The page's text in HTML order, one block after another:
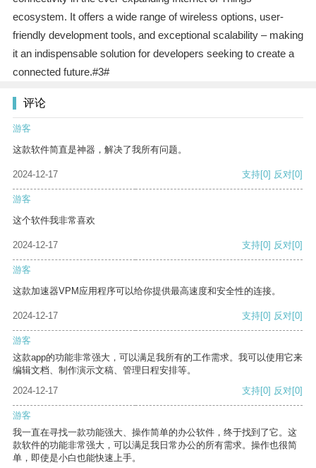
ecosystem. It offers a wide range of wireless options, user-
friendly development tools, and exceptional scalability – making
it an indispensable solution for developers seeking to create a
connected future.#3#
评论
游客
这款软件简直是神器，解决了我所有问题。
2024-12-17 支持[0] 反对[0]
游客
这个软件我非常喜欢
2024-12-17 支持[0] 反对[0]
游客
这款加速器VPM应用程序可以给你提供最高速度和安全性的连接。
2024-12-17 支持[0] 反对[0]
游客
这款app的功能非常强大，可以满足我所有的工作需求。我可以使用它来
编辑文档、制作演示文稿、管理日程安排等。
2024-12-17
支持[0] 反对[0]
游客
我一直在寻找一款功能强大、操作简单的办公软件，终于找到了它。这
款软件的功能非常强大，可以满足我日常办公的所有需求。操作也很简
单，即使是小白也能快速上手。